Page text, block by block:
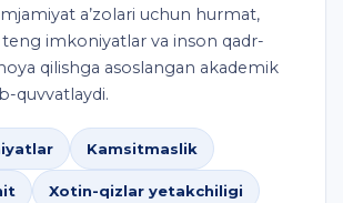
a’zolari uchun hurmat,
imkoniyatlar va inson qadr-
qilishga asoslangan akademik
quvvatlaydi.
Kamsitmaslik
Xotin-qizlar yetakchiligi